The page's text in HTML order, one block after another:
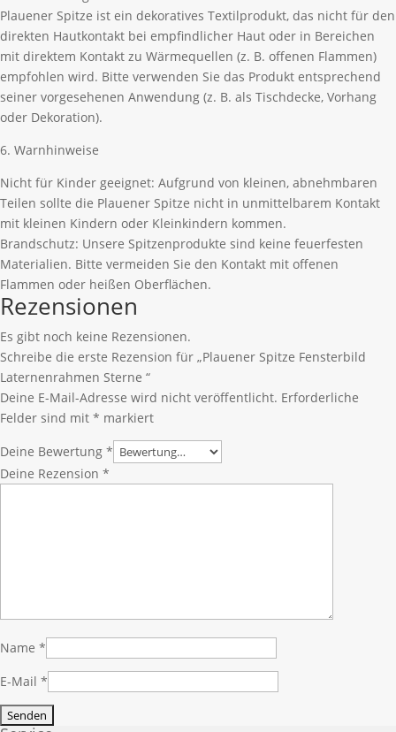
Plauener Spitze ist ein dekoratives Textilprodukt, das nicht für den
direkten Hautkontakt bei empfindlicher Haut oder in Bereichen
mit direktem Kontakt zu Wärmequellen (z. B. offenen Flammen)
empfohlen wird. Bitte verwenden Sie das Produkt entsprechend
seiner vorgesehenen Anwendung (z. B. als Tischdecke, Vorhang
oder Dekoration).
6. Warnhinweise
Nicht für Kinder geeignet: Aufgrund von kleinen, abnehmbaren
Teilen sollte die Plauener Spitze nicht in unmittelbarem Kontakt
mit kleinen Kindern oder Kleinkindern kommen.
Brandschutz: Unsere Spitzenprodukte sind keine feuerfesten
Materialien. Bitte vermeiden Sie den Kontakt mit offenen
Flammen oder heißen Oberflächen.
Rezensionen
Es gibt noch keine Rezensionen.
Schreibe die erste Rezension für „Plauener Spitze Fensterbild
Laternenrahmen Sterne “
Deine E-Mail-Adresse wird nicht veröffentlicht. Erforderliche
Felder sind mit * markiert
Deine Bewertung *
Deine Rezension *
Name *
E-Mail *